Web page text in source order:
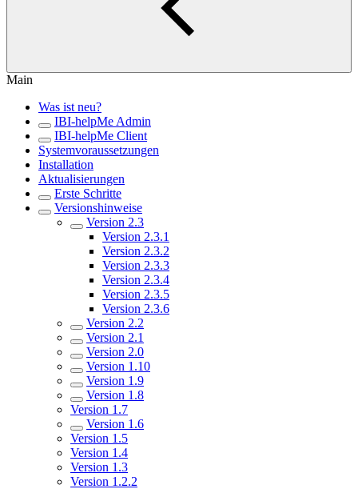
Main
Was ist neu?
IBI-helpMe Admin
IBI-helpMe Client
Systemvoraussetzungen
Installation
Aktualisierungen
Erste Schritte
Versionshinweise
Version 2.3
Version 2.3.1
Version 2.3.2
Version 2.3.3
Version 2.3.4
Version 2.3.5
Version 2.3.6
Version 2.2
Version 2.1
Version 2.0
Version 1.10
Version 1.9
Version 1.8
Version 1.7
Version 1.6
Version 1.5
Version 1.4
Version 1.3
Version 1.2.2